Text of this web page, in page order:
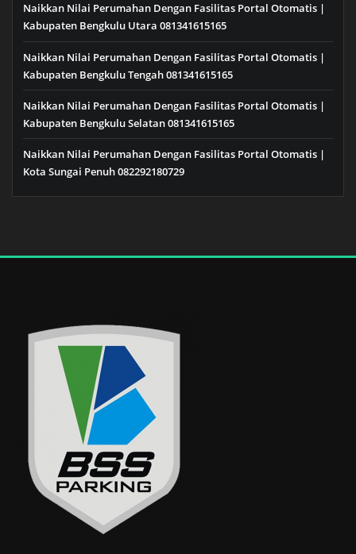
Naikkan Nilai Perumahan Dengan Fasilitas Portal Otomatis |
Kabupaten Bengkulu Utara 081341615165
Naikkan Nilai Perumahan Dengan Fasilitas Portal Otomatis |
Kabupaten Bengkulu Tengah 081341615165
Naikkan Nilai Perumahan Dengan Fasilitas Portal Otomatis |
Kabupaten Bengkulu Selatan 081341615165
Naikkan Nilai Perumahan Dengan Fasilitas Portal Otomatis |
Kota Sungai Penuh 082292180729